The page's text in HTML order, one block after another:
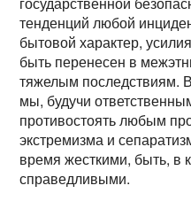
тенденций любой
бытовой характер,
быть перенесен в
тяжелым последствиям.
мы, будучи
противостоять любым
экстремизма и
время жесткими, быть, в
справедливыми.